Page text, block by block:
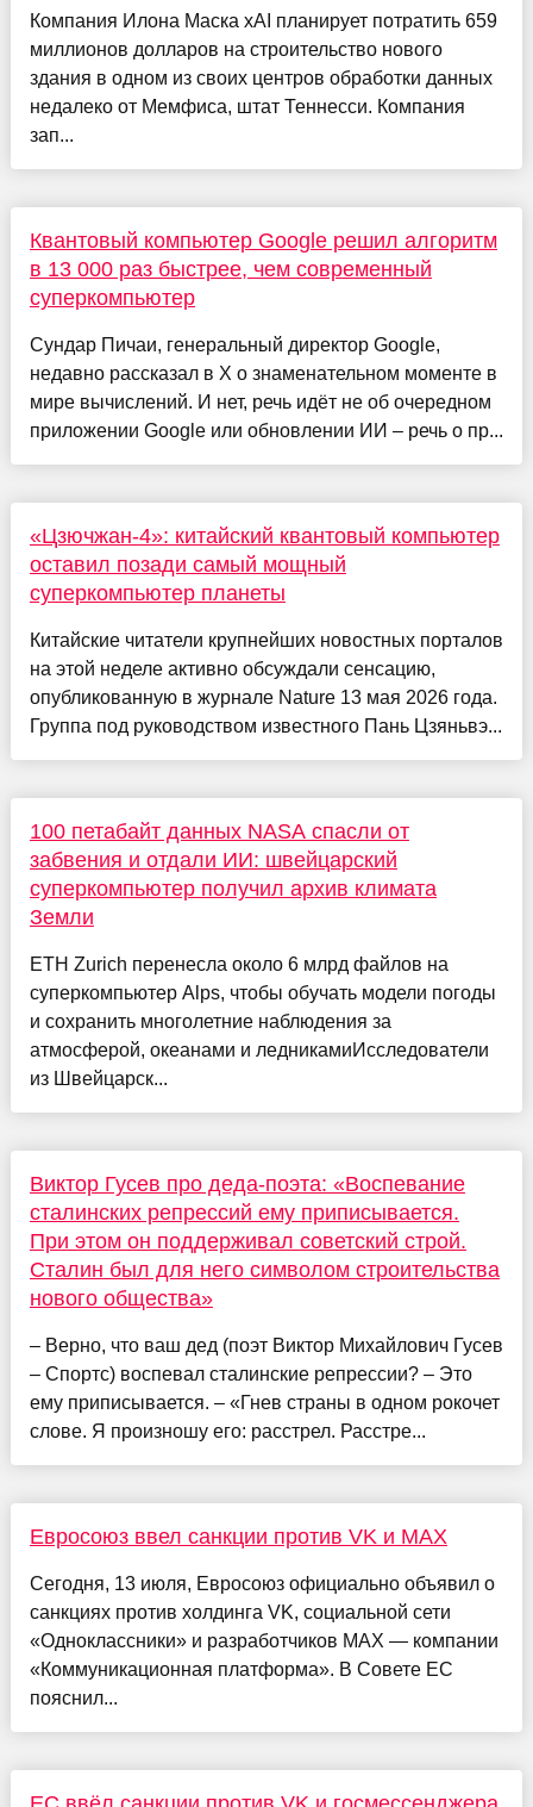
Компания Илона Маска xAI планирует потратить 659
миллионов долларов на строительство нового
здания в одном из своих центров обработки данных
недалеко от Мемфиса, штат Теннесси. Компания
зап...
Квантовый компьютер Google решил алгоритм
в 13 000 раз быстрее, чем современный
суперкомпьютер
Сундар Пичаи, генеральный директор Google,
недавно рассказал в X о знаменательном моменте в
мире вычислений. И нет, речь идёт не об очередном
приложении Google или обновлении ИИ – речь о пр...
«Цзючжан-4»: китайский квантовый компьютер
оставил позади самый мощный
суперкомпьютер планеты
Китайские читатели крупнейших новостных порталов
на этой неделе активно обсуждали сенсацию,
опубликованную в журнале Nature 13 мая 2026 года.
Группа под руководством известного Пань Цзяньвэ...
100 петабайт данных NASA спасли от
забвения и отдали ИИ: швейцарский
суперкомпьютер получил архив климата
Земли
ETH Zurich перенесла около 6 млрд файлов на
суперкомпьютер Alps, чтобы обучать модели погоды
и сохранить многолетние наблюдения за
атмосферой, океанами и ледникамиИсследователи
из Швейцарск...
Виктор Гусев про деда-поэта: «Воспевание
сталинских репрессий ему приписывается.
При этом он поддерживал советский строй.
Сталин был для него символом строительства
нового общества»
– Верно, что ваш дед (поэт Виктор Михайлович Гусев
– Спортс) воспевал сталинские репрессии? – Это
ему приписывается. – «Гнев страны в одном рокочет
слове. Я произношу его: расстрел. Расстре...
Евросоюз ввел санкции против VK и MAX
Сегодня, 13 июля, Евросоюз официально объявил о
санкциях против холдинга VK, социальной сети
«Одноклассники» и разработчиков MAX — компании
«Коммуникационная платформа». В Совете ЕС
пояснил...